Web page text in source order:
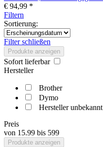
€ 94,99 *
Filtern
Sortierung:
Filter schließen
Produkte anzeigen
Sofort lieferbar
Hersteller
Brother
Dymo
Hersteller unbekannt
Preis
von 15.99 bis 599
Produkte anzeigen